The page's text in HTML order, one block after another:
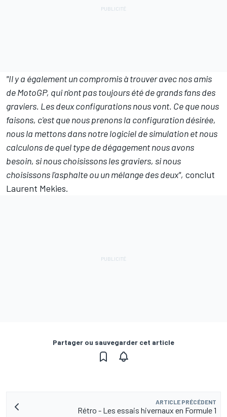
"Il y a également un compromis à trouver avec nos amis
de MotoGP, qui n'ont pas toujours été de grands fans des
graviers. Les deux configurations nous vont. Ce que nous
faisons, c'est que nous prenons la configuration désirée,
nous la mettons dans notre logiciel de simulation et nous
calculons de quel type de dégagement nous avons
besoin, si nous choisissons les graviers, si nous
choisissons l'asphalte ou un mélange des deux", conclut
Laurent Mekies.
Partager ou sauvegarder cet article
ARTICLE PRÉCÉDENT
Rétro - Les essais hivernaux en Formule 1